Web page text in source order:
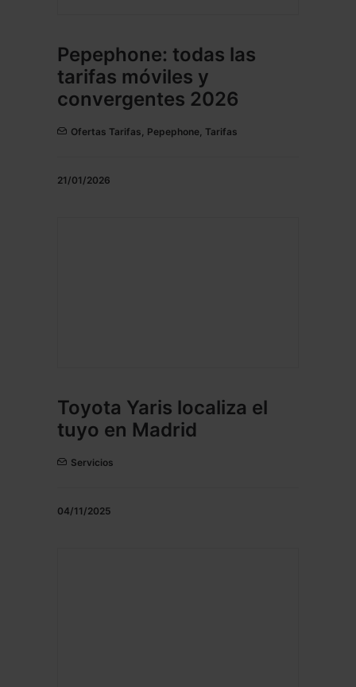
Pepephone: todas las
tarifas móviles y
convergentes 2026
Ofertas Tarifas, Pepephone, Tarifas
21/01/2026
Toyota Yaris localiza el
tuyo en Madrid
Servicios
04/11/2025